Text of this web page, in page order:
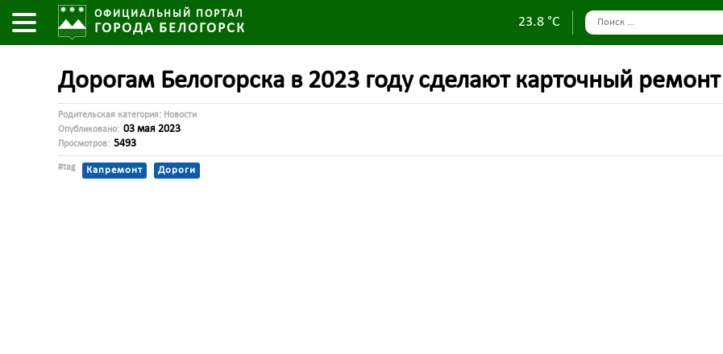
ОФИЦИАЛЬНЫЙ ПОРТАЛ
ГОРОДА БЕЛОГОРСК 23.8 °C
Дорогам Белогорска в 2023 году сделают карточный ремонт
Родительская категория: Новости
Опубликовано: 03 мая 2023
Просмотров: 5493
#tag Капремонт Дороги